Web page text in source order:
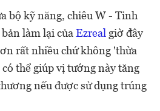
bộ kỹ năng, chiêu W - Tinh
làm lại của Ezreal giờ đây
rất nhiều chứ không 'thừa
thể giúp vị tướng này tăng
nếu được sử dụng trúng